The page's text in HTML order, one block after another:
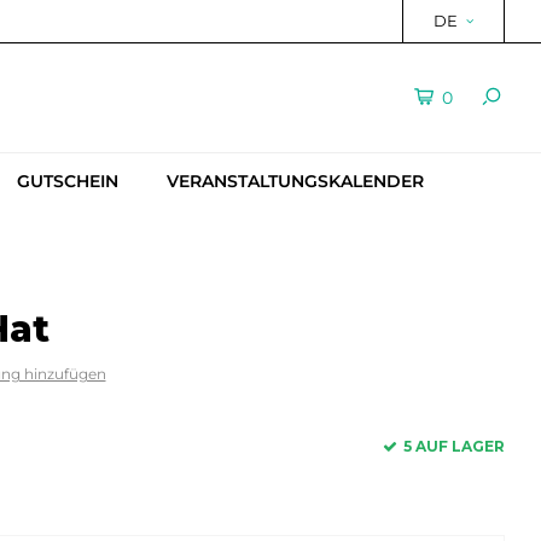
DE
0
GUTSCHEIN VERANSTALTUNGSKALENDER
hinzufügen
5 AUF LAGER